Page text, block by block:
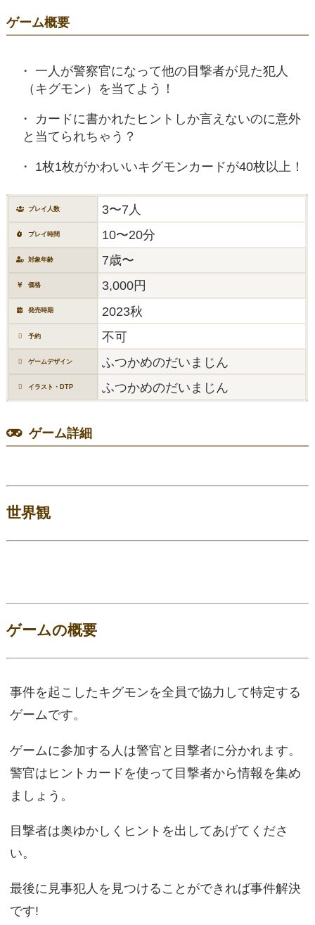
ゲーム概要
一人が警察官になって他の目撃者が見た犯人
（キグモン）を当てよう！
カードに書かれたヒントしか言えないのに意外
と当てられちゃう？
1枚1枚がかわいいキグモンカードが40枚以上！
プレイ人数 3〜7人
プレイ時間 10〜20分
対象年齢 7歳〜
価格 3,000円
発売時期 2023秋
予約 不可
ゲームデザイン ふつかめのだいまじん
イラスト・DTP ふつかめのだいまじん
ゲーム詳細
世界観
ゲームの概要
事件を起こしたキグモンを全員で協力して特定する
ゲームです。
ゲームに参加する人は警官と目撃者に分かれます。
警官はヒントカードを使って目撃者から情報を集め
ましょう。
目撃者は奥ゆかしくヒントを出してあげてくださ
い。
最後に見事犯人を見つけることができれば事件解決
です!